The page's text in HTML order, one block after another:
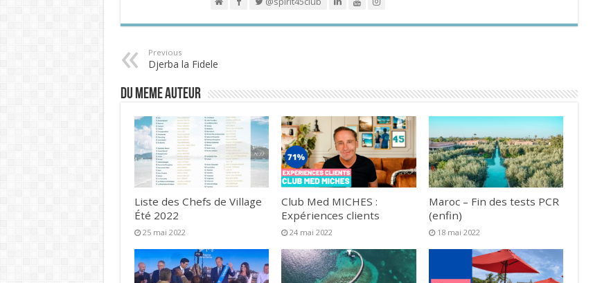
Previous
Djerba la Fidele
DU MEME AUTEUR
Liste des Chefs de Village
Été 2022
25 mai 2022
Club Med MICHES :
Expériences clients
24 mai 2022
Maroc – Fin des tests PCR
(enfin)
18 mai 2022